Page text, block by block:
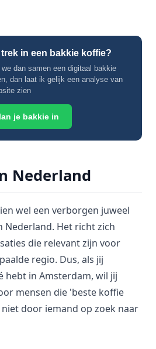
in een bakkie koffie?
we dan samen een digitaal bakkie
dan laat ik gelijk een analyse van
zien
je bakkie in
Nederland
wel een verborgen juweel
Nederland. Het richt zich
die relevant zijn voor
regio. Dus, als jij
hebt in Amsterdam, wil jij
mensen die 'beste koffie
door iemand op zoek naar